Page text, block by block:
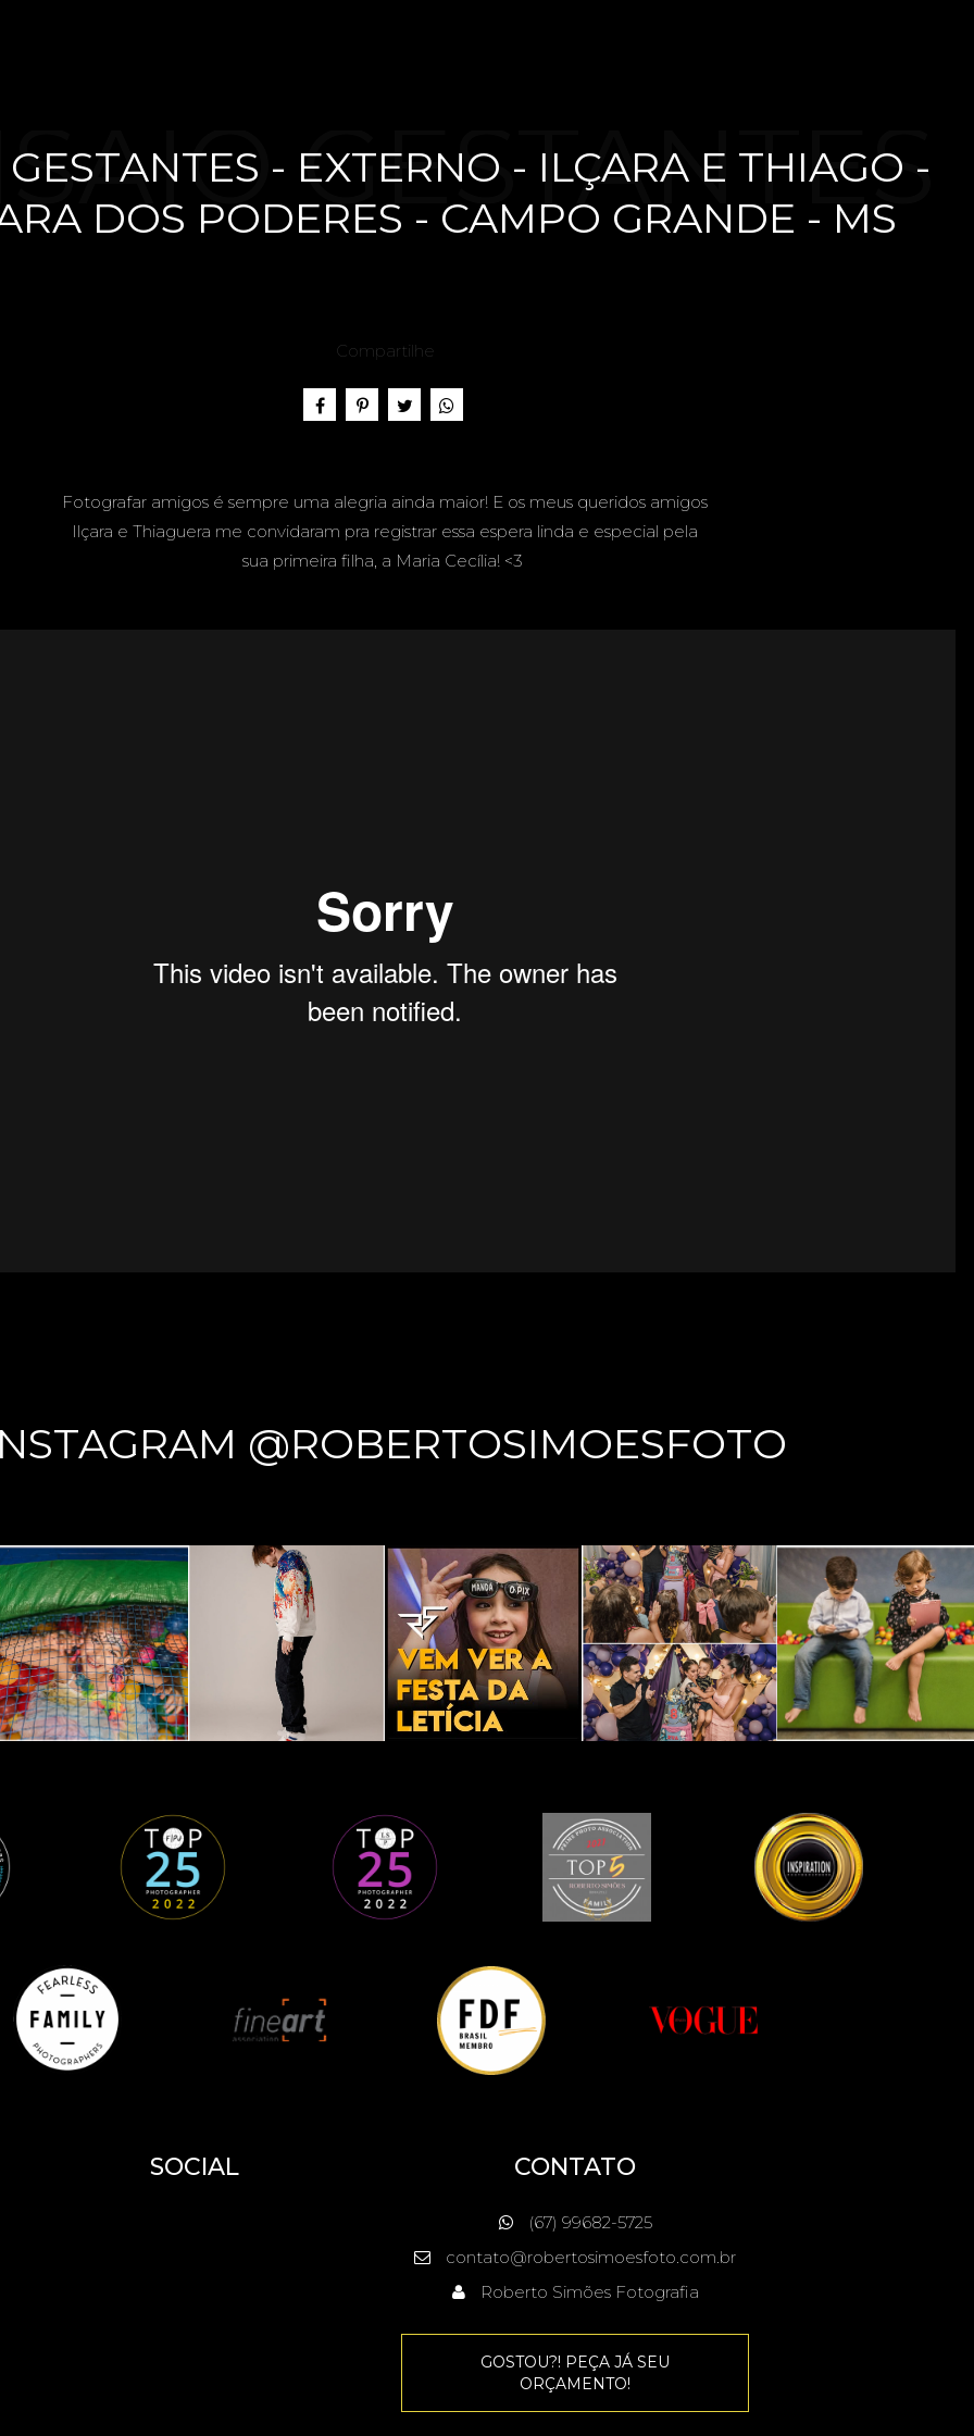
- EXTERNO - ILÇARA E THIAGO -
DOS PODERES - CAMPO GRANDE - MS
GESTANTES
E THIAGO -
CHÁCARA DOS
Compartilhe
Fotografar amigos é sempre uma alegria ainda maior! E os meus queridos amigos
Ilçara e Thiaguera me convidaram pra registrar essa espera linda e especial pela
sua primeira filha, a Maria Cecília! <3
@ROBERTOSIMOESFOTO
SOCIAL CONTATO
(67) 99682-5725
contato@robertosimoesfoto.com.br
Roberto Simões Fotografia
GOSTOU?! PEÇA JÁ SEU
ORÇAMENTO!